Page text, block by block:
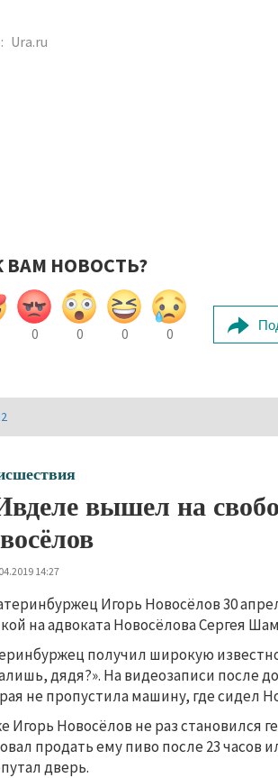
Ura.ru
ВАМ НОВОСТЬ?
0 0 0 0
вышел на
14:27
Игорь Новосёлов 30
на адвоката Новосёлова Сергея
получил широкую
дядя?». На видеозаписи после
не пропустила машину, где сидел
Игорь Новосёлов не раз становился
продать ему пиво после 23 часов
дверь.